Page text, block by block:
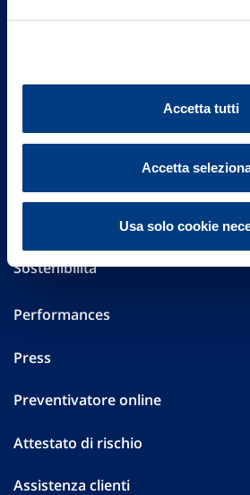
Accetta tutti
Accetta
Usa solo cookie
Governance
Altre informazioni
Sostenibilità
Performances
Press
Preventivatore online
Attestato di rischio
Assistenza clienti